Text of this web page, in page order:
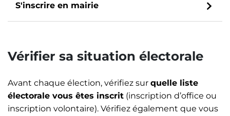
S'inscrire en mairie
Vérifier sa situation électorale
Avant chaque élection, vérifiez sur quelle liste
électorale vous êtes inscrit (inscription d’office ou
inscription volontaire). Vérifiez également que vous